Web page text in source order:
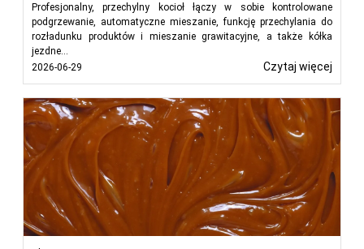
Profesjonalny, przechylny kocioł łączy w sobie kontrolowane
podgrzewanie, automatyczne mieszanie, funkcję przechylania do
rozładunku produktów i mieszanie grawitacyjne, a także kółka
jezdne...
2026-06-29
Czytaj więcej